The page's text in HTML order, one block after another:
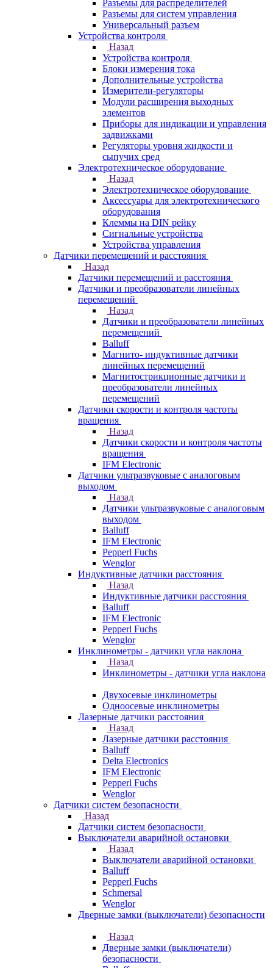
Разъемы для распределителей
Разъемы для систем управления
Универсальный разъем
Устройства контроля
Назад
Устройства контроля
Блоки измерения тока
Дополнительные устройства
Измерители-регуляторы
Модули расширения выходных
элементов
Приборы для индикации и управления
задвижками
Регуляторы уровня жидкости и
сыпучих сред
Электротехническое оборудование
Назад
Электротехническое оборудование
Аксессуары для электротехнического
оборудования
Клеммы на DIN рейку
Сигнальные устройства
Устройства управления
Датчики перемещений и расстояния
Назад
Датчики перемещений и расстояния
Датчики и преобразователи линейных
перемещений
Назад
Датчики и преобразователи линейных
перемещений
Balluff
Магнито- индуктивные датчики
линейных перемещений
Магнитострикционные датчики и
преобразователи линейных
перемещений
Датчики скорости и контроля частоты
вращения
Назад
Датчики скорости и контроля частоты
вращения
IFM Electronic
Датчики ультразвуковые с аналоговым
выходом
Назад
Датчики ультразвуковые с аналоговым
выходом
Balluff
IFM Electronic
Pepperl Fuchs
Wenglor
Индуктивные датчики расстояния
Назад
Индуктивные датчики расстояния
Balluff
IFM Electronic
Pepperl Fuchs
Wenglor
Инклинометры - датчики угла наклона
Назад
Инклинометры - датчики угла наклона
Двухосевые инклинометры
Одноосевые инклинометры
Лазерные датчики расстояния
Назад
Лазерные датчики расстояния
Balluff
Delta Electronics
IFM Electronic
Pepperl Fuchs
Wenglor
Датчики систем безопасности
Назад
Датчики систем безопасности
Выключатели аварийной остановки
Назад
Выключатели аварийной остановки
Balluff
Pepperl Fuchs
Schmersal
Wenglor
Дверные замки (выключатели) безопасности
Назад
Дверные замки (выключатели)
безопасности